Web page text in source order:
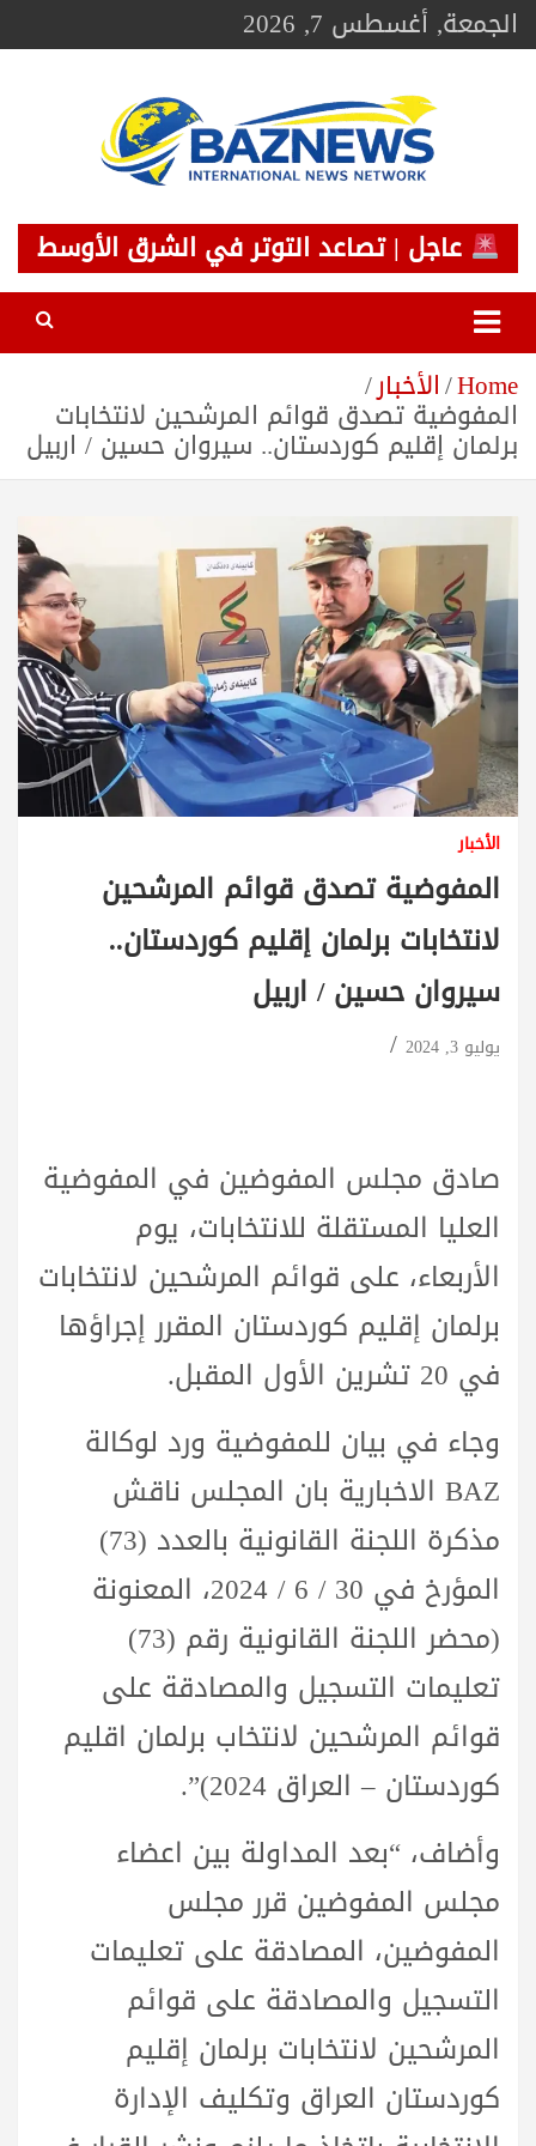
Skip
toالجمعة, أغسطس 7, 2026
BAZNEWS
شبكة باز الإخبارية
عاجل | تصاعد التوتر في الشرق الأوسط
Home الأخبار
المفوضية تصدق قوائم المرشحين لانتخابات
برلمان إقليم كوردستان.. سيروان حسين / اربيل
الأخبار
المفوضية تصدق قوائم المرشحين
لانتخابات برلمان إقليم كوردستان..
سيروان حسين / اربيل
يوليو 3, 2024
صادق مجلس المفوضين في المفوضية
العليا المستقلة للانتخابات، يوم
الأربعاء، على قوائم المرشحين لانتخابات
برلمان إقليم كوردستان المقرر إجراؤها
في 20 تشرين الأول المقبل.
وجاء في بيان للمفوضية ورد لوكالة
BAZ الاخبارية بان المجلس ناقش
مذكرة اللجنة القانونية بالعدد (73)
المؤرخ في 30 / 6 / 2024، المعنونة
(محضر اللجنة القانونية رقم (73)
تعليمات التسجيل والمصادقة على
قوائم المرشحين لانتخاب برلمان اقليم
کوردستان – العراق 2024)”.
وأضاف، “بعد المداولة بين اعضاء
مجلس المفوضين قرر مجلس
المفوضين، المصادقة على تعليمات
التسجيل والمصادقة على قوائم
المرشحين لانتخابات برلمان إقليم
كوردستان العراق وتكليف الإدارة